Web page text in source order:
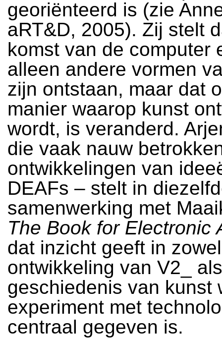
georiënteerd is (zie
aRT&D, 2005). Zij stelt
komst van de computer
alleen andere vormen
zijn ontstaan, maar dat
manier waarop kunst
wordt, is veranderd.
die vaak nauw
ontwikkelingen van
DEAFs – stelt in
samenwerking met
The Book for Electronic
dat inzicht geeft in
ontwikkeling van V2_
geschiedenis van kunst
experiment met
centraal gegeven is.